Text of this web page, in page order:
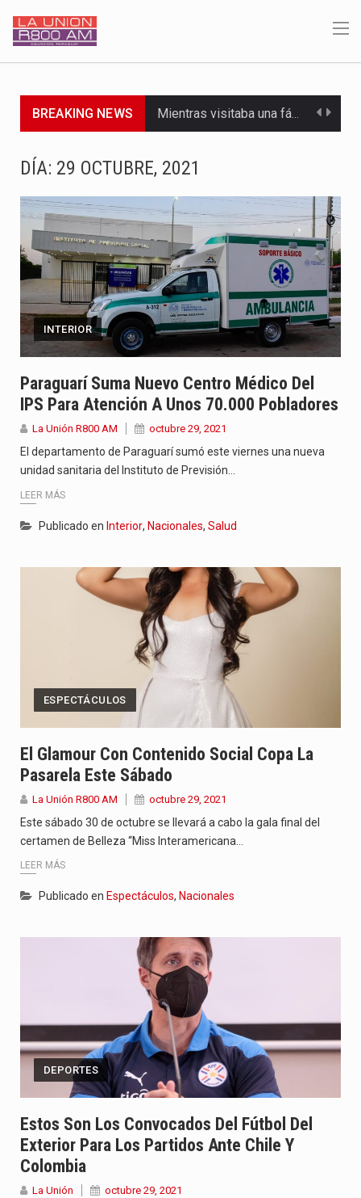
BREAKING NEWS Mientras visitaba una fábrica de armamentos en San Paulo, el…
Para Tania, una paraguaya de 33 años que reside en…
El presidente de la República se encontraba en el aeropuerto…
Una familia atravesó momentos de extrema tensión durante la madrugada…
Fretes se refirió concretamente al recorrido que realizó este jueves…
“La situación no está tan mala en el Ministerio de…
El amanecer de este miércoles se caracteriza por un ambiente…
Hace casi dos meses que Rivas dejó el Senado y,…
DÍA: 29 OCTUBRE, 2021
INTERIOR
Paraguarí Suma Nuevo Centro Médico Del
IPS Para Atención A Unos 70.000 Pobladores
La Unión R800 AM octubre 29, 2021
El departamento de Paraguarí sumó este viernes una nueva
unidad sanitaria del Instituto de Previsión…
LEER MÁS
Publicado en Interior, Nacionales, Salud
ESPECTÁCULOS
El Glamour Con Contenido Social Copa La
Pasarela Este Sábado
La Unión R800 AM octubre 29, 2021
Este sábado 30 de octubre se llevará a cabo la gala final del
certamen de Belleza “Miss Interamericana…
LEER MÁS
Publicado en Espectáculos, Nacionales
DEPORTES
Estos Son Los Convocados Del Fútbol Del
Exterior Para Los Partidos Ante Chile Y
Colombia
La Unión octubre 29, 2021